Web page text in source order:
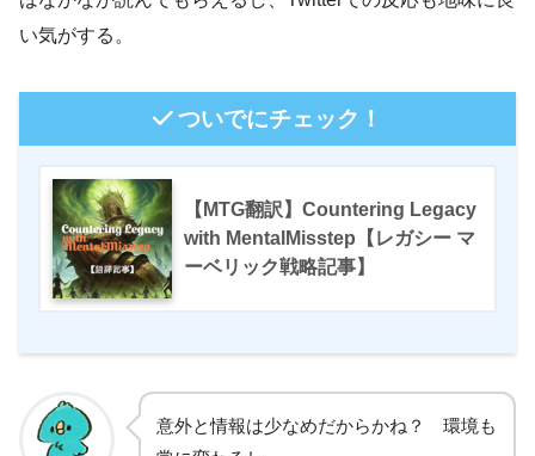
い気がする。
ついでにチェック！
【MTG翻訳】Countering Legacy
with MentalMisstep【レガシー マ
ーベリック戦略記事】
意外と情報は少なめだからかね？ 環境も